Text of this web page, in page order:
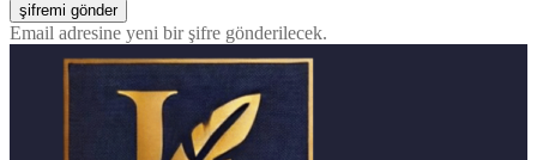
Email adresine yeni bir şifre gönderilecek.